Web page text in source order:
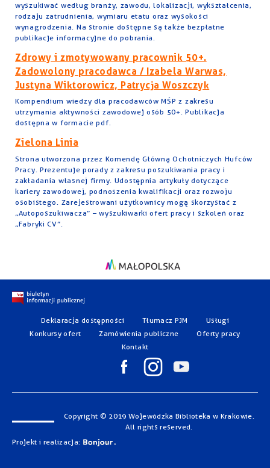
wyszukiwać według branży, zawodu, lokalizacji, wykształcenia,
rodzaju zatrudnienia, wymiaru etatu oraz wysokości
wynagrodzenia. Na stronie dostępne są także bezpłatne
publikacje informacyjne do pobrania.
Zdrowy i zmotywowany pracownik 50+.
Zadowolony pracodawca / Izabela Warwas,
Justyna Wiktorowicz, Patrycja Woszczyk
Kompendium wiedzy dla pracodawców MŚP z zakresu
utrzymania aktywności zawodowej osób 50+. Publikacja
dostępna w formacie pdf.
Zielona Linia
Strona utworzona przez Komendę Główną Ochotniczych Hufców
Pracy. Prezentuje porady z zakresu poszukiwania pracy i
zakładania własnej firmy. Udostępnia artykuły dotyczące
kariery zawodowej, podnoszenia kwalifikacji oraz rozwoju
osobistego. Zarejestrowani użytkownicy mogą skorzystać z
„Autoposzukiwacza” – wyszukiwarki ofert pracy i szkoleń oraz
„Fabryki CV”.
Deklaracja dostępności Tłumacz PJM
Usługi
Konkursy ofert
Zamówienia publiczne
Oferty pracy
Kontakt
Copyright © 2019 Wojewódzka Biblioteka w Krakowie.
All rights reserved.
Projekt i realizacja: